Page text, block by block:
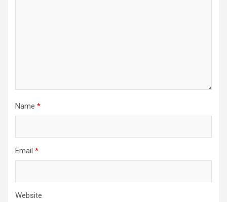
Name *
Email *
Website